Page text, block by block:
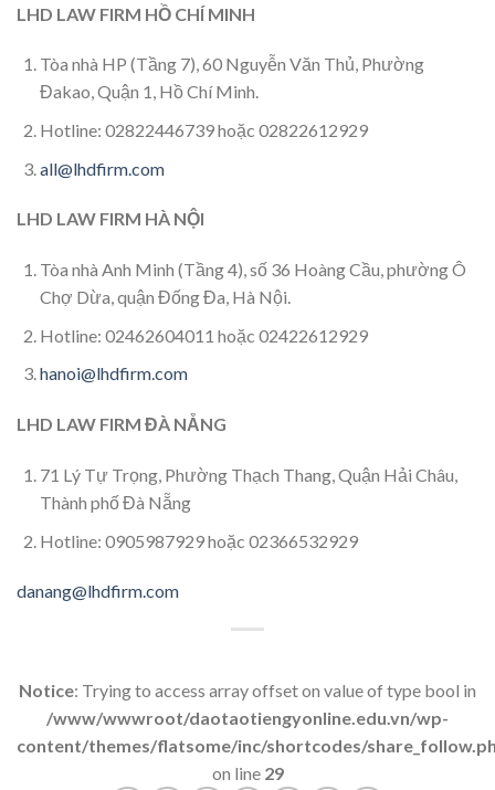
LHD LAW FIRM HỒ CHÍ MINH
Tòa nhà HP (Tầng 7), 60 Nguyễn Văn Thủ, Phường
Đakao, Quận 1, Hồ Chí Minh.
Hotline: 02822446739 hoặc 02822612929
all@lhdfirm.com
LHD LAW FIRM HÀ NỘI
Tòa nhà Anh Minh (Tầng 4), số 36 Hoàng Cầu, phường Ô
Chợ Dừa, quận Đống Đa, Hà Nội.
Hotline: 02462604011 hoặc 02422612929
hanoi@lhdfirm.com
LHD LAW FIRM ĐÀ NẴNG
71 Lý Tự Trọng, Phường Thạch Thang, Quận Hải Châu,
Thành phố Đà Nẵng
Hotline: 0905987929 hoặc 02366532929
danang@lhdfirm.com
Notice: Trying to access array offset on value of type bool in
/www/wwwroot/daotaotiengyonline.edu.vn/wp-
content/themes/flatsome/inc/shortcodes/
on line 29